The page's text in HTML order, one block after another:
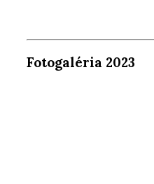
Fotogaléria 2023